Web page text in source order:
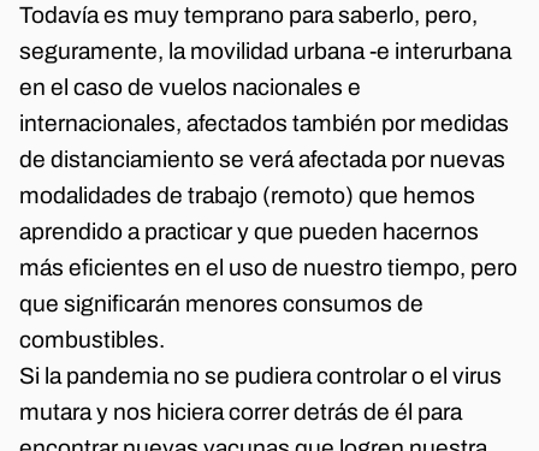
Todavía es muy temprano para saberlo, pero,
seguramente, la movilidad urbana -e interurbana
en el caso de vuelos nacionales e
internacionales, afectados también por medidas
de distanciamiento se verá afectada por nuevas
modalidades de trabajo (remoto) que hemos
aprendido a practicar y que pueden hacernos
más eficientes en el uso de nuestro tiempo, pero
que significarán menores consumos de
combustibles.
Si la pandemia no se pudiera controlar o el virus
mutara y nos hiciera correr detrás de él para